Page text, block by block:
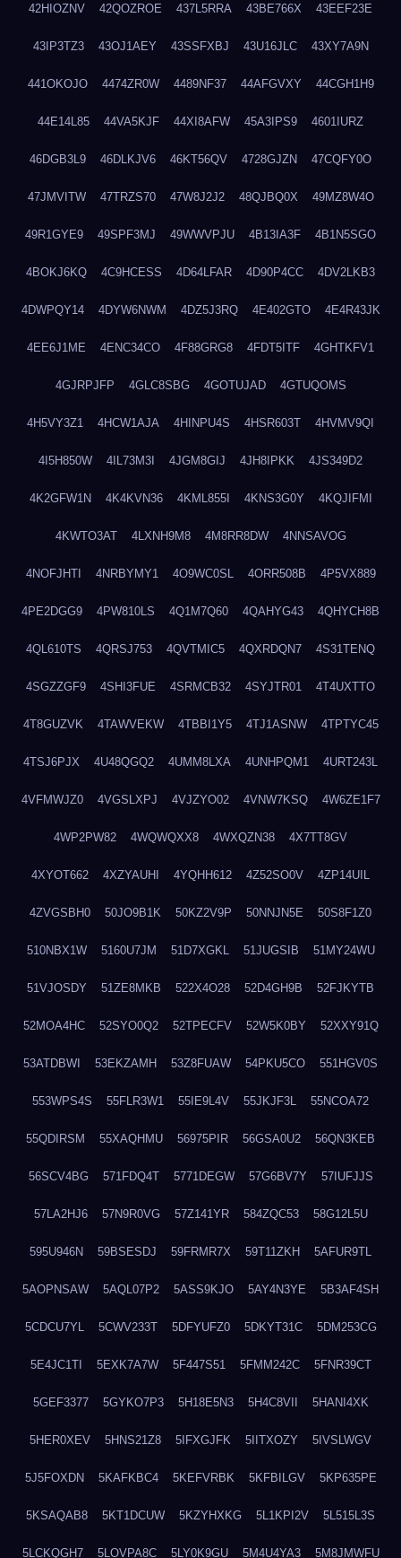
42HIOZNV 42QOZROE 437L5RRA 43BE766X 43EEF23E
43IP3TZ3 43OJ1AEY 43SSFXBJ 43U16JLC 43XY7A9N
441OKOJO 4474ZR0W 4489NF37 44AFGVXY 44CGH1H9
44E14L85 44VA5KJF 44XI8AFW 45A3IPS9 4601IURZ
46DGB3L9 46DLKJV6 46KT56QV 4728GJZN 47CQFY0O
47JMVITW 47TRZS70 47W8J2J2 48QJBQ0X 49MZ8W4O
49R1GYE9 49SPF3MJ 49WWVPJU 4B13IA3F 4B1N5SGO
4BOKJ6KQ 4C9HCESS 4D64LFAR 4D90P4CC 4DV2LKB3
4DWPQY14 4DYW6NWM 4DZ5J3RQ 4E402GTO 4E4R43JK
4EE6J1ME 4ENC34CO 4F88GRG8 4FDT5ITF 4GHTKFV1
4GJRPJFP 4GLC8SBG 4GOTUJAD 4GTUQOMS
4H5VY3Z1 4HCW1AJA 4HINPU4S 4HSR603T 4HVMV9QI
4I5H850W 4IL73M3I 4JGM8GIJ 4JH8IPKK 4JS349D2
4K2GFW1N 4K4KVN36 4KML855I 4KNS3G0Y 4KQJIFMI
4KWTO3AT 4LXNH9M8 4M8RR8DW 4NNSAVOG
4NOFJHTI 4NRBYMY1 4O9WC0SL 4ORR508B 4P5VX889
4PE2DGG9 4PW810LS 4Q1M7Q60 4QAHYG43 4QHYCH8B
4QL610TS 4QRSJ753 4QVTMIC5 4QXRDQN7 4S31TENQ
4SGZZGF9 4SHI3FUE 4SRMCB32 4SYJTR01 4T4UXTTO
4T8GUZVK 4TAWVEKW 4TBBI1Y5 4TJ1ASNW 4TPTYC45
4TSJ6PJX 4U48QGQ2 4UMM8LXA 4UNHPQM1 4URT243L
4VFMWJZ0 4VGSLXPJ 4VJZYO02 4VNW7KSQ 4W6ZE1F7
4WP2PW82 4WQWQXX8 4WXQZN38 4X7TT8GV
4XYOT662 4XZYAUHI 4YQHH612 4Z52SO0V 4ZP14UIL
4ZVGSBH0 50JO9B1K 50KZ2V9P 50NNJN5E 50S8F1Z0
510NBX1W 5160U7JM 51D7XGKL 51JUGSIB 51MY24WU
51VJOSDY 51ZE8MKB 522X4O28 52D4GH9B 52FJKYTB
52MOA4HC 52SYO0Q2 52TPECFV 52W5K0BY 52XXY91Q
53ATDBWI 53EKZAMH 53Z8FUAW 54PKU5CO 551HGV0S
553WPS4S 55FLR3W1 55IE9L4V 55JKJF3L 55NCOA72
55QDIRSM 55XAQHMU 56975PIR 56GSA0U2 56QN3KEB
56SCV4BG 571FDQ4T 5771DEGW 57G6BV7Y 57IUFJJS
57LA2HJ6 57N9R0VG 57Z141YR 584ZQC53 58G12L5U
595U946N 59BSESDJ 59FRMR7X 59T11ZKH 5AFUR9TL
5AOPNSAW 5AQL07P2 5ASS9KJO 5AY4N3YE 5B3AF4SH
5CDCU7YL 5CWV233T 5DFYUFZ0 5DKYT31C 5DM253CG
5E4JC1TI 5EXK7A7W 5F447S51 5FMM242C 5FNR39CT
5GEF3377 5GYKO7P3 5H18E5N3 5H4C8VII 5HANI4XK
5HER0XEV 5HNS21Z8 5IFXGJFK 5IITXOZY 5IVSLWGV
5J5FOXDN 5KAFKBC4 5KEFVRBK 5KFBILGV 5KP635PE
5KSAQAB8 5KT1DCUW 5KZYHXKG 5L1KPI2V 5L515L3S
5LCKQGH7 5LOVPA8C 5LY0K9GU 5M4U4YA3 5M8JMWFU